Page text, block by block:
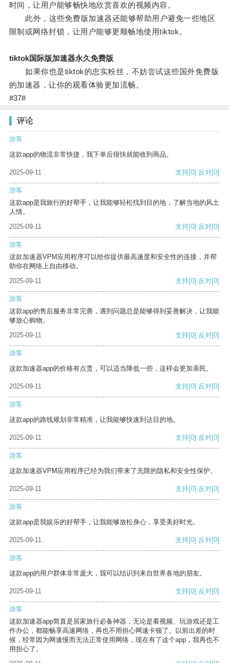
时间，让用户能够畅快地欣赏喜欢的视频内容。
此外，这些免费版加速器还能够帮助用户避免一些地区
限制或网络封锁，让用户能够更顺畅地使用tiktok。
tiktok国际版加速器永久免费版
如果你也是tiktok的忠实粉丝，不妨尝试这些国外免费版
的加速器，让你的观看体验更加流畅。
#37#
评论
游客
这款app的物流非常快捷，我下单后很快就能收到商品。
2025-09-11 支持[0] 反对[0]
游客
这款app是我旅行的好帮手，让我能够轻松找到目的地，了解当地的风土
人情。
2025-09-11
支持[0] 反对[0]
游客
这款加速器VPM应用程序可以给你提供最高速度和安全性的连接，并帮
助你在网络上自由移动。
2025-09-11
支持[0] 反对[0]
游客
这款app的售后服务非常完善，遇到问题总是能够得到妥善解决，让我能
够放心购物。
2025-09-11
支持[0] 反对[0]
游客
这款加速器app的价格有点贵，可以适当降低一些，这样会更加亲民。
2025-09-11 支持[0] 反对[0]
游客
这款app的路线规划非常精准，让我能够快速到达目的地。
2025-09-11 支持[0] 反对[0]
游客
这款加速器VPM应用程序已经为我们带来了无限的隐私和安全性保护。
2025-09-11 支持[0] 反对[0]
游客
这款app是我娱乐的好帮手，让我能够放松身心，享受美好时光。
2025-09-11 支持[0] 反对[0]
游客
这款app的用户群体非常庞大，我可以结识到来自世界各地的朋友。
2025-09-11 支持[0] 反对[0]
游客
这款加速器app简直是居家旅行必备神器，无论是看视频、玩游戏还是工
作办公，都能畅享高速网络，再也不用担心网速卡顿了。以前出差的时
候，经常因为网速慢而无法正常使用网络，现在有了这个app，我再也不
用担心了。